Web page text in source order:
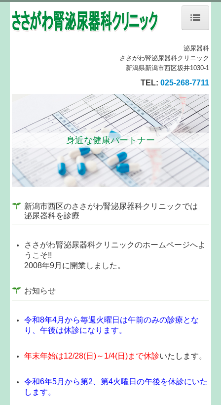
地図、交通案内
個人情報保護方針
リンク集
泌尿器科
ささがわ腎泌尿器科クリニック
新潟県新潟市西区坂井1030-1
TEL: 025-268-7711
身近な健康パートナー
新潟市西区のささがわ腎泌尿器科クリニックでは
泌尿器科を診療
ささがわ腎泌尿器科クリニックのホームページへよ
うこそ!!
2008年9月に開業しました。
お知らせ
令和8年4月から毎週火曜日は午前のみの診療とな
り、午後は休診になります。
年末年始は12/28(日)～1/4(日)まで休診いたします。
令和6年5月から第2、第4火曜日の午後を休診にいた
します。